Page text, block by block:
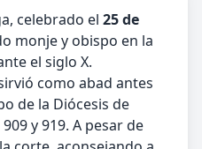
celebrado el 25 de
monje y obispo en la
el siglo X.
como abad antes
de la Diócesis de
y 919. A pesar de